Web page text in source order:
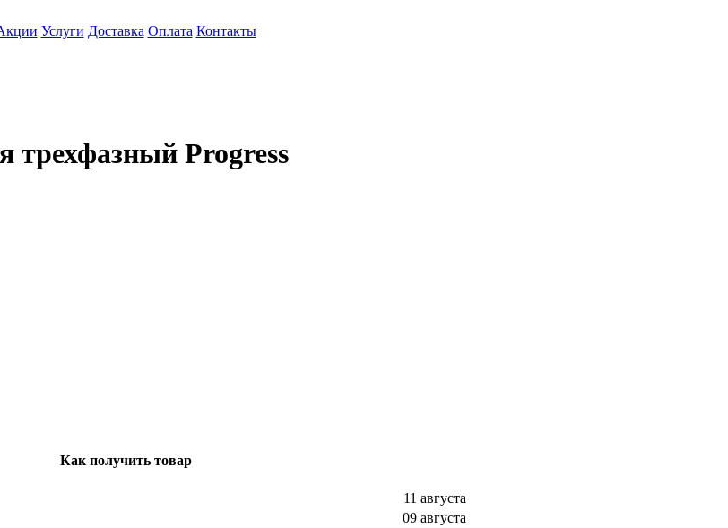
Услуги Доставка Оплата Контакты
трехфазный Progress
Как получить товар
11 августа
09 августа